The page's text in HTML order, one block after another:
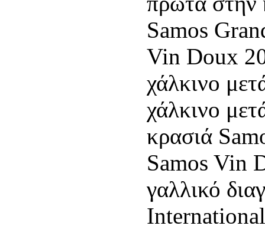
Samos
Vin Doux
χάλκινο
χάλκινο
κρασιά
Samos Vin
γαλλικό